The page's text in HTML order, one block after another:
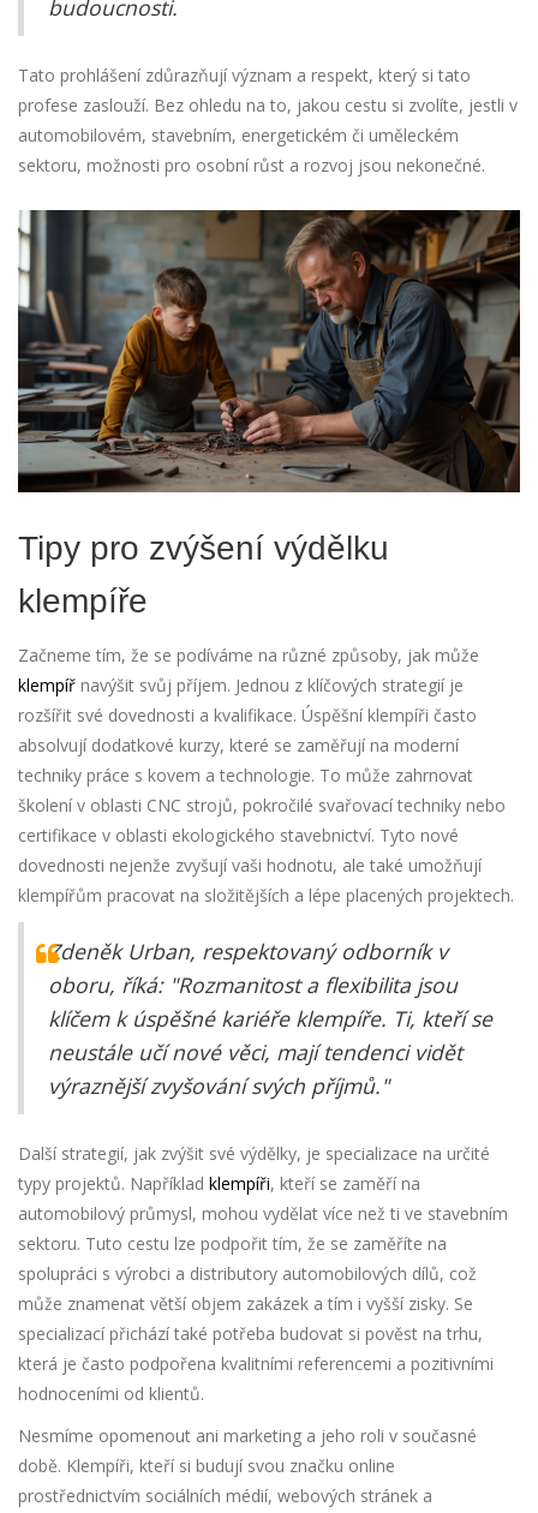
budoucnosti.
Tato prohlášení zdůrazňují význam a respekt, který si tato
profese zaslouží. Bez ohledu na to, jakou cestu si zvolíte, jestli v
automobilovém, stavebním, energetickém či uměleckém
sektoru, možnosti pro osobní růst a rozvoj jsou nekonečné.
Tipy pro zvýšení výdělku
klempíře
Začneme tím, že se podíváme na různé způsoby, jak může
klempíř navýšit svůj příjem. Jednou z klíčových strategií je
rozšířit své dovednosti a kvalifikace. Úspěšní klempíři často
absolvují dodatkové kurzy, které se zaměřují na moderní
techniky práce s kovem a technologie. To může zahrnovat
školení v oblasti CNC strojů, pokročilé svařovací techniky nebo
certifikace v oblasti ekologického stavebnictví. Tyto nové
dovednosti nejenže zvyšují vaši hodnotu, ale také umožňují
klempířům pracovat na složitějších a lépe placených projektech.
Zdeněk Urban, respektovaný odborník v
oboru, říká: "Rozmanitost a flexibilita jsou
klíčem k úspěšné kariéře klempíře. Ti, kteří se
neustále učí nové věci, mají tendenci vidět
výraznější zvyšování svých příjmů."
Další strategií, jak zvýšit své výdělky, je specializace na určité
typy projektů. Například klempíři, kteří se zaměří na
automobilový průmysl, mohou vydělat více než ti ve stavebním
sektoru. Tuto cestu lze podpořit tím, že se zaměříte na
spolupráci s výrobci a distributory automobilových dílů, což
může znamenat větší objem zakázek a tím i vyšší zisky. Se
specializací přichází také potřeba budovat si pověst na trhu,
která je často podpořena kvalitními referencemi a pozitivními
hodnoceními od klientů.
Nesmíme opomenout ani marketing a jeho roli v současné
době. Klempíři, kteří si budují svou značku online
prostřednictvím sociálních médií, webových stránek a